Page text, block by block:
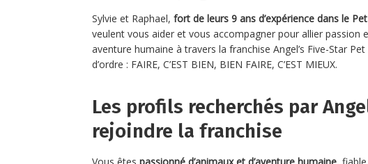
Sylvie et Raphael, fort de leurs 9 ans d’expérience dans le
veulent vous aider et vous accompagner pour allier passion
aventure humaine à travers la franchise Angel’s Five-Star
d’ordre : FAIRE, C’EST BIEN, BIEN FAIRE, C’EST MIEUX.
Les profils recherchés par
rejoindre la franchise